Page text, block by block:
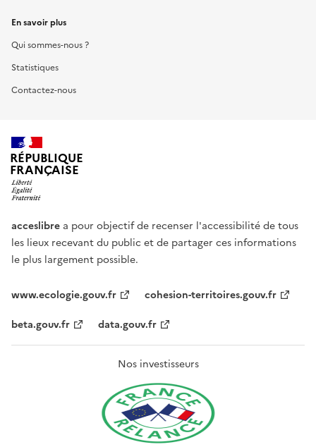
En savoir plus
Qui sommes-nous ?
Statistiques
Contactez-nous
RÉPUBLIQUE
FRANÇAISE
acceslibre a pour objectif de recenser l'accessibilité de tous
les lieux recevant du public et de partager ces informations
le plus largement possible.
www.ecologie.gouv.fr
cohesion-territoires.gouv.fr
beta.gouv.fr
data.gouv.fr
Nos investisseurs